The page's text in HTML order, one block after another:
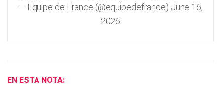
— Equipe de France (@equipedefrance) June 16,
2026
EN ESTA NOTA: